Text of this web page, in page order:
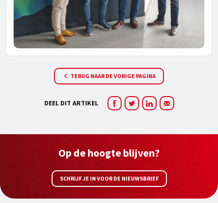
TERUG NAAR DE VORIGE PAGINA
DEEL DIT ARTIKEL
Op de hoogte blijven?
SCHRIJF JE IN VOOR DE NIEUWSBRIEF